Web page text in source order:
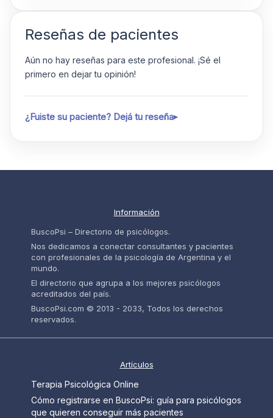
Reseñas de pacientes
Aún no hay reseñas para este profesional. ¡Sé el
primero en dejar tu opinión!
¿Fuiste su paciente? Dejá tu reseña
Información
BuscoPsi – Directorio de psicólogos.
Nos dedicamos a conectar consultantes y pacientes
con profesionales de la psicología de Argentina y el
mundo.
El directorio que agrupa a los mejores psicólogos
acreditados del país.
BuscoPsi.com © 2013 - 2033, Todos los derechos
reservados.
Artículos
Terapia Psicológica Online
Cómo registrarse en BuscoPsi: guía para psicólogos
que quieren conseguir más pacientes